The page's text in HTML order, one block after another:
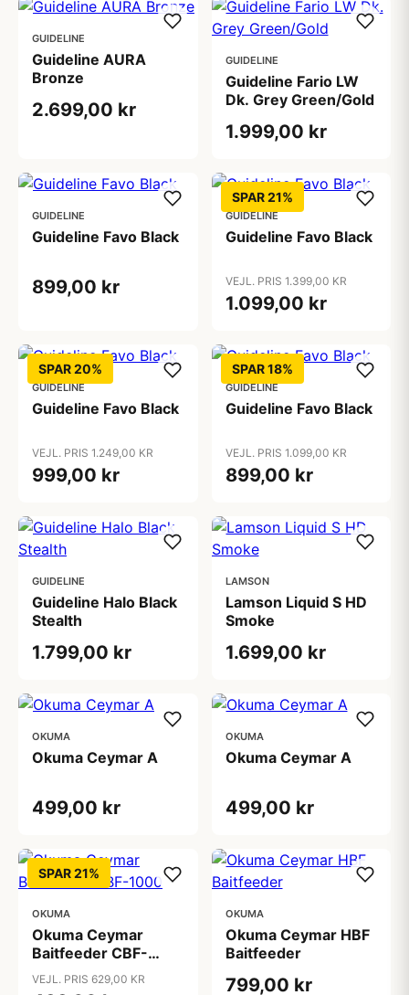
GUIDELINE
Guideline AURA
Bronze
2.699,00 kr
GUIDELINE
Guideline Fario LW
Dk. Grey Green/Gold
1.999,00 kr
GUIDELINE
Guideline Favo Black
899,00 kr
SPAR 21%
GUIDELINE
Guideline Favo Black
VEJL. PRIS 1.399,00 KR
1.099,00 kr
SPAR 20%
GUIDELINE
Guideline Favo Black
VEJL. PRIS 1.249,00 KR
999,00 kr
SPAR 18%
GUIDELINE
Guideline Favo Black
VEJL. PRIS 1.099,00 KR
899,00 kr
GUIDELINE
Guideline Halo Black
Stealth
1.799,00 kr
LAMSON
Lamson Liquid S HD
Smoke
1.699,00 kr
OKUMA
Okuma Ceymar A
499,00 kr
OKUMA
Okuma Ceymar A
499,00 kr
SPAR 21%
OKUMA
Okuma Ceymar
Baitfeeder CBF-
1000
VEJL. PRIS 629,00 KR
OKUMA
Okuma Ceymar HBF
Baitfeeder
799,00 kr